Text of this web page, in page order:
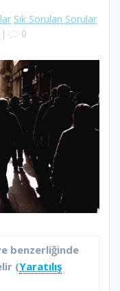
Sık Sorulan Sorular
| 0
benzerliğinde
(Yaratılış